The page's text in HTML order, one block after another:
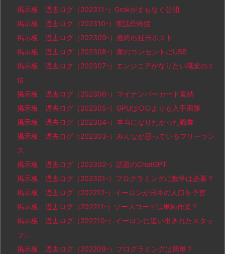
掲示板 過去ログ（202311-）Grokがまもなく公開
掲示板 過去ログ（202310-）電話恐怖症
掲示板 過去ログ（202309-）最終出社日ポスト
掲示板 過去ログ（202308-）家のコンセントにUSB
掲示板 過去ログ（202307-）エンジニアがなりたい職業の１
位
掲示板 過去ログ（202306-）マイナンバーカード返納
掲示板 過去ログ（202305-）GPUは○○よりも入手困難
掲示板 過去ログ（202304-）本当になりたかった職業
掲示板 過去ログ（202303-）みんなが思っているフリーラン
ス
掲示板 過去ログ（202302-）話題のChatGPT
掲示板 過去ログ（202301-）プログラミングに数学は必要？
掲示板 過去ログ（202212-）イーロンが日本の人口を予言
掲示板 過去ログ（202211-）ソースコードは単純作業？
掲示板 過去ログ（202210-）イーロンに追い出されたスタッ
フ…
掲示板 過去ログ（202209-）プログラミングは簡単？